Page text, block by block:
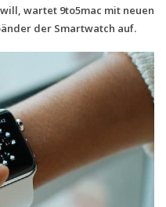
wartet 9to5mac mit neuen
der Smartwatch auf.